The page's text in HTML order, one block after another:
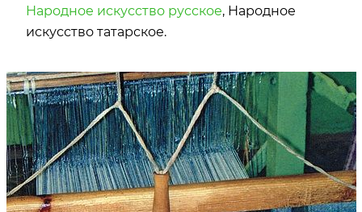
Народное искусство русское, Народное
искусство татарское.